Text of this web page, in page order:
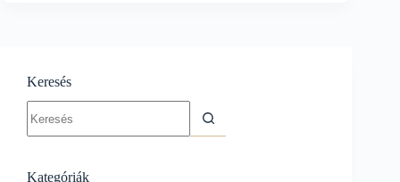
Keresés
results
Kategóriák